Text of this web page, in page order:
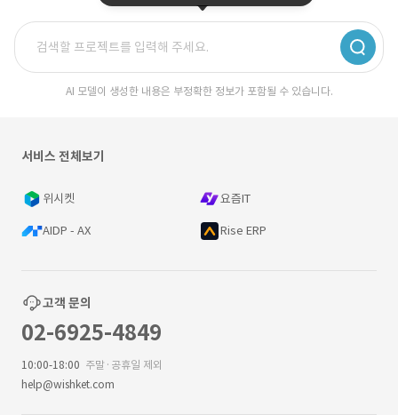
AI 모델이 생성한 내용은 부정확한 정보가 포함될 수 있습니다.
서비스 전체보기
위시켓 요즘IT
AIDP - AX Rise ERP
고객 문의
02-6925-4849
10:00-18:00 주말·공휴일 제외
help@wishket.com